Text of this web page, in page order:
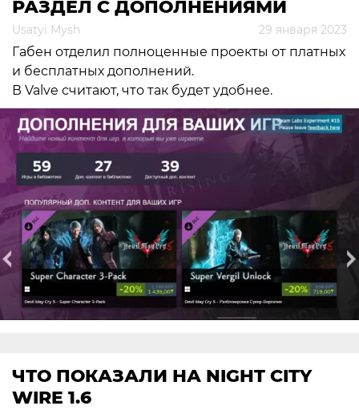
РАЗДЕЛ С ДОПОЛНЕНИЯМИ
Usatyi Mysh 29 января 2023
Габен отделил полноценные проекты от платных
и бесплатных дополнений.
В Valve считают, что так будет удобнее.
ЧТО ПОКАЗАЛИ НА NIGHT CITY
WIRE 1.6